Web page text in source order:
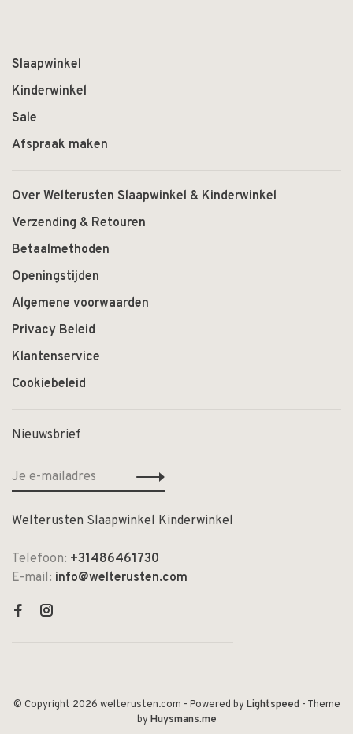
Slaapwinkel
Kinderwinkel
Sale
Afspraak maken
Over Welterusten Slaapwinkel & Kinderwinkel
Verzending & Retouren
Betaalmethoden
Openingstijden
Algemene voorwaarden
Privacy Beleid
Klantenservice
Cookiebeleid
Nieuwsbrief
Welterusten Slaapwinkel Kinderwinkel
Telefoon: +31486461730
E-mail: info@welterusten.com
© Copyright 2026 welterusten.com - Powered byLightspeed- Theme
byHuysmans.me